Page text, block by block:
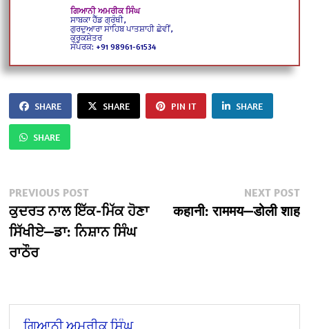
ਗਿਆਨੀ ਅਮਰੀਕ ਸਿੰਘ
ਸਾਬਕਾ ਹੈੱਡ ਗ੍ਰੰਥੀ,
ਗੁਰਦੁਆਰਾ ਸਾਹਿਬ ਪਾਤਸ਼ਾਹੀ ਛੇਵੀਂ,
ਕੁਰੂਕਸ਼ੇਤਰ
ਸੰਪਰਕ: +91 98961-61534
SHARE SHARE PIN IT SHARE
SHARE
Post
navigation
PREVIOUS POSTPrevious
post:
ਕੁਦਰਤ ਨਾਲ ਇੱਕ-ਮਿੱਕ ਹੋਣਾ
ਸਿੱਖੀਏ—ਡਾ: ਨਿਸ਼ਾਨ ਸਿੰਘ
ਰਾਠੌਰ
NEXT POST
कहानी: राममय—डोली शाह
ਗਿਆਨੀ ਅਮਰੀਕ ਸਿੰਘ